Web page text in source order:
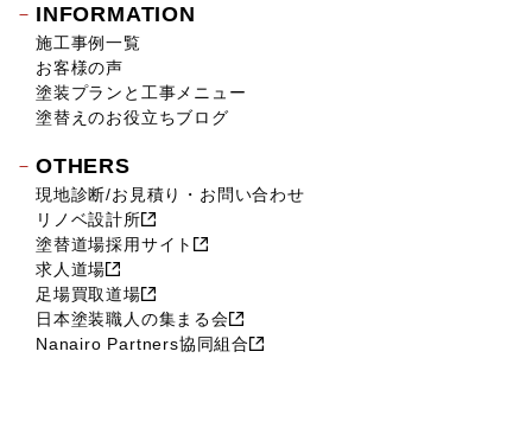
2018年4月 (14)
2018年3月 (17)
2018年2月 (18)
2018年1月 (10)
2017年11月 (9)
2017年10月 (12)
2017年9月 (23)
2017年8月 (23)
2017年7月 (11)
2017年6月 (21)
2017年5月 (17)
INFORMATION
施工事例一覧
お客様の声
塗装プランと工事メニュー
塗替えのお役立ちブログ
OTHERS
現地診断/お見積り・お問い合わせ
リノベ設計所
塗替道場採用サイト
求人道場
足場買取道場
日本塗装職人の集まる会
Nanairo Partners協同組合